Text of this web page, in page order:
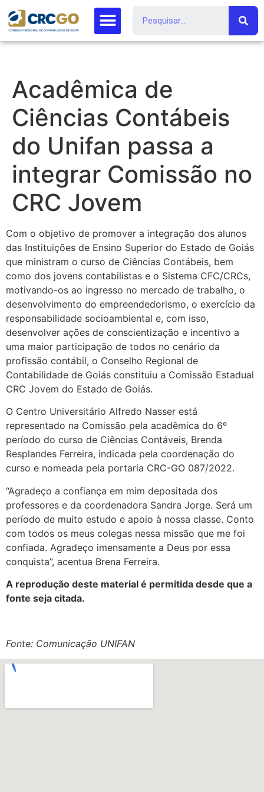
Acadêmica de
Ciências Contábeis
do Unifan passa a
integrar Comissão no
CRC Jovem
Com o objetivo de promover a integração dos alunos
das Instituições de Ensino Superior do Estado de Goiás
que ministram o curso de Ciências Contábeis, bem
como dos jovens contabilistas e o Sistema CFC/CRCs,
motivando-os ao ingresso no mercado de trabalho, o
desenvolvimento do empreendedorismo, o exercício da
responsabilidade socioambiental e, com isso,
desenvolver ações de conscientização e incentivo a
uma maior participação de todos no cenário da
profissão contábil, o Conselho Regional de
Contabilidade de Goiás constituiu a Comissão Estadual
CRC Jovem do Estado de Goiás.
O Centro Universitário Alfredo Nasser está
representado na Comissão pela acadêmica do 6º
período do curso de Ciências Contáveis, Brenda
Resplandes Ferreira, indicada pela coordenação do
curso e nomeada pela portaria CRC-GO 087/2022.
“Agradeço a confiança em mim depositada dos
professores e da coordenadora Sandra Jorge. Será um
período de muito estudo e apoio à nossa classe. Conto
com todos os meus colegas nessa missão que me foi
confiada. Agradeço imensamente a Deus por essa
conquista”, acentua Brena Ferreira.
A reprodução deste material é permitida desde que a
fonte seja citada.
Fonte: Comunicação UNIFAN